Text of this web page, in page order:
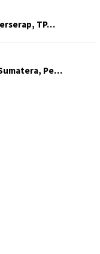
TP…
Pe…